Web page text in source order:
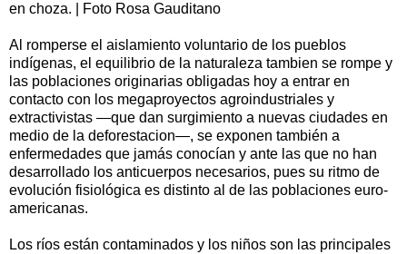
en choza. | Foto Rosa Gauditano
Al romperse el aislamiento voluntario de los pueblos
indígenas, el equilibrio de la naturaleza tambien se rompe y
las poblaciones originarias obligadas hoy a entrar en
contacto con los megaproyectos agroindustriales y
extractivistas —que dan surgimiento a nuevas ciudades en
medio de la deforestacion—, se exponen también a
enfermedades que jamás conocían y ante las que no han
desarrollado los anticuerpos necesarios, pues su ritmo de
evolución fisiológica es distinto al de las poblaciones euro-
americanas.
Los ríos están contaminados y los niños son las principales